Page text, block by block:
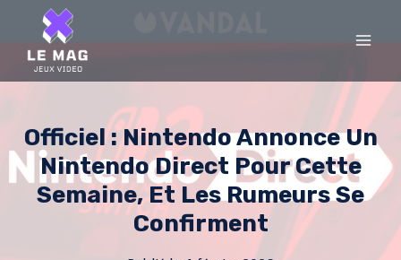
content
Officiel : Nintendo Annonce Un
Nintendo Direct Pour Cette
Semaine, Et Les Rumeurs Se
Confirment